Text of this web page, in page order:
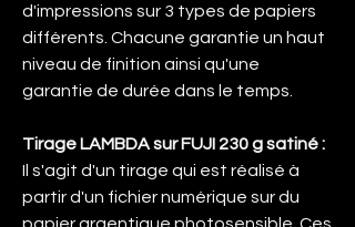
d'impressions sur 3 types de papiers
différents. Chacune garantie un haut
niveau de finition ainsi qu'une
garantie de durée dans le temps.
Tirage LAMBDA sur FUJI 230 g satiné :
Il s'agit d'un tirage qui est réalisé à
partir d'un fichier numérique sur du
papier argentique photosensible. Ces